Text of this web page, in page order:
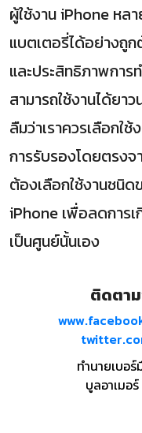
ผู้ใช้งาน iPhone หล
แบตเตอรี่ได้อย่างถู
และประสิทธิภาพกา
สามารถใช้งานได้ยา
ลืมว่าเราควรเลือกใ
การรับรองโดยตรงจ
ต้องเลือกใช้งานชนิ
iPhone เพื่อลดการ
เป็นศูนย์นั้นเอง
ติดตา
ทำนายเบอ
บูลอาเมอร์